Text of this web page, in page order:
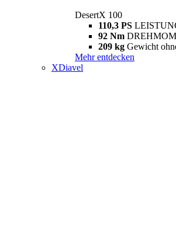
DesertX 100
110,3 PS
92 Nm
209 kg Gewicht
Mehr entdecken
XDiavel